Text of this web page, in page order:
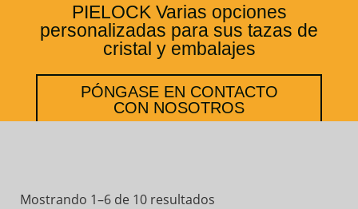
PIELOCK Varias opciones
personalizadas para sus tazas de
cristal y embalajes
PÓNGASE EN CONTACTO
CON NOSOTROS
Mostrando 1–6 de 10 resultados